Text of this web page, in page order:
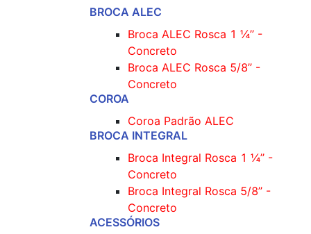
BROCA ALEC
Broca ALEC Rosca 1 ¼’’ -
Concreto
Broca ALEC Rosca 5/8’’ -
Concreto
COROA
Coroa Padrão ALEC
BROCA INTEGRAL
Broca Integral Rosca 1 ¼’’ -
Concreto
Broca Integral Rosca 5/8’’ -
Concreto
ACESSÓRIOS